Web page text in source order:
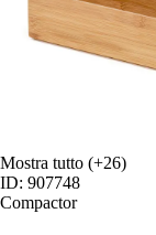
Mostra tutto (+26)
ID: 907748
Compactor